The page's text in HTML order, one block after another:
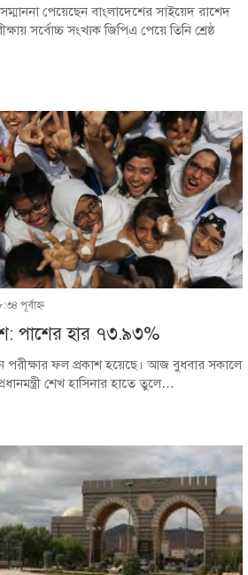
সম্মাননা পেয়েছেন বাংলাদেশের সাইয়েদ রাশেদ
সর্বোচ্চ সংখ্যক জিপিএ পেয়ে তিনি শ্রেষ্ঠ
পূর্বাহ্ণ
পাশের হার ৭৩.৯৩%
পরীক্ষার ফল প্রকাশ হয়েছে। আজ বুধবার সকালে
শেখ হাসিনার হাতে তুলে…